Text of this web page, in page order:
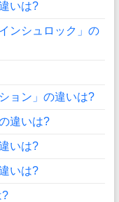
いは?
ンシュロック」の
ョン」の違いは?
違いは?
いは?
いは?
?